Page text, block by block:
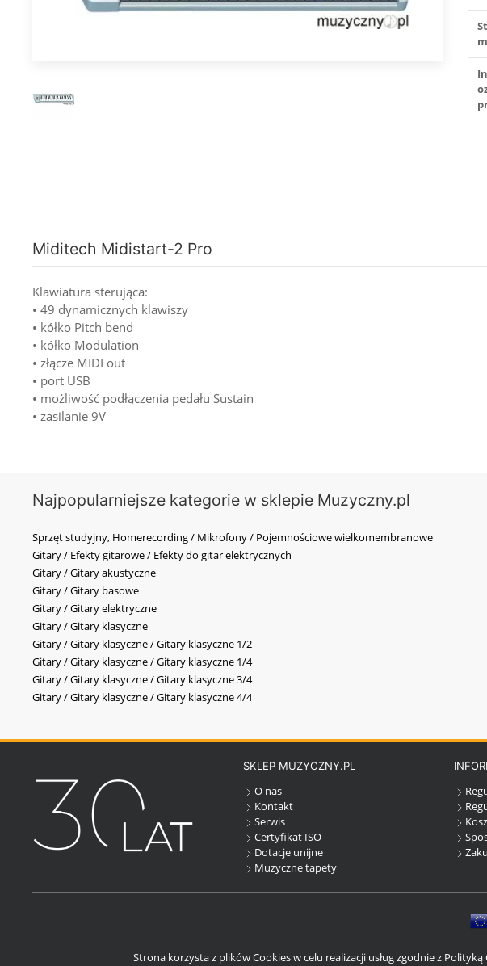
Miditech Midistart-2 Pro
Klawiatura sterująca:
• 49 dynamicznych klawiszy
• kółko Pitch bend
• kółko Modulation
• złącze MIDI out
• port USB
• możliwość podłączenia pedału Sustain
• zasilanie 9V
Najpopularniejsze kategorie w sklepie Muzyczny.pl
Sprzęt studyjny, Homerecording / Mikrofony / Pojemnościowe wielkomembranowe
Gitary / Efekty gitarowe / Efekty do gitar elektrycznych
Gitary / Gitary akustyczne
Gitary / Gitary basowe
Gitary / Gitary elektryczne
Gitary / Gitary klasyczne
Gitary / Gitary klasyczne / Gitary klasyczne 1/2
Gitary / Gitary klasyczne / Gitary klasyczne 1/4
Gitary / Gitary klasyczne / Gitary klasyczne 3/4
Gitary / Gitary klasyczne / Gitary klasyczne 4/4
SKLEP MUZYCZNY.PL
O nas
Kontakt
Serwis
Certyfikat ISO
Dotacje unijne
Muzyczne tapety
Strona korzysta z plików Cookies w celu realizacji usług zgodnie z